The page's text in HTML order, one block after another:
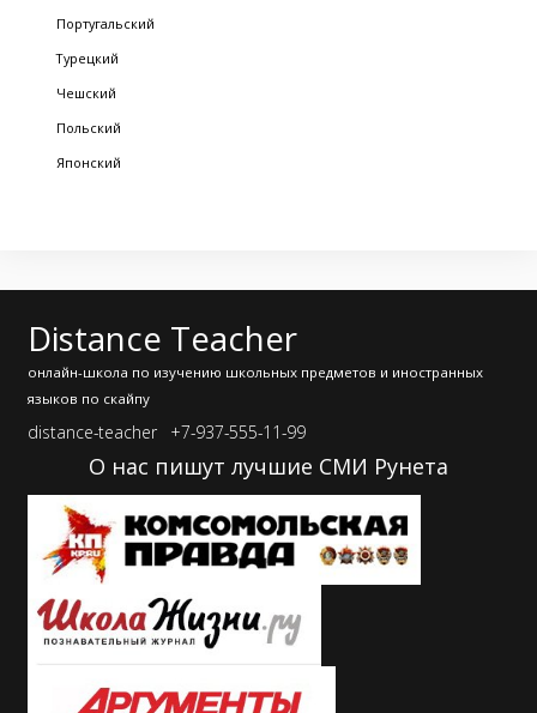
Португальский
Турецкий
Чешский
Польский
Японский
Distance Teacher
онлайн-школа по изучению школьных предметов и иностранных
языков по скайпу
distance-teacher +7-937-555-11-99
О нас пишут лучшие СМИ Рунета